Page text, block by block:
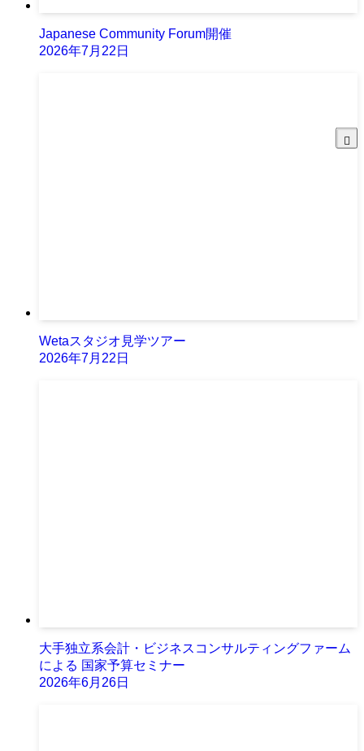
Japanese Community Forum開催
2026年7月22日
Wetaスタジオ見学ツアー
2026年7月22日
大手独立系会計・ビジネスコンサルティングファーム
による 国家予算セミナー
2026年6月26日